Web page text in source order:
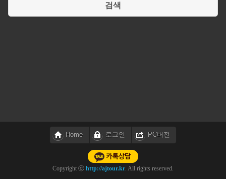
검색
Home 로그인 PC버전
Copyright ⓒ http://ajtour.kr. All rights reserved.